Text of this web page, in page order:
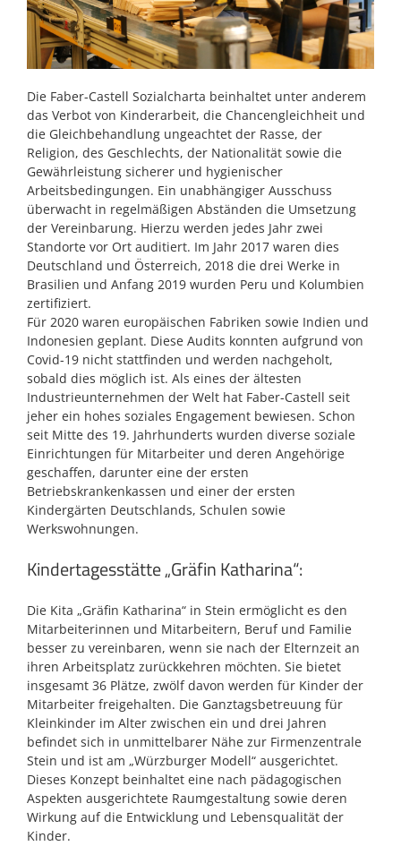
Die Faber-Castell Sozialcharta beinhaltet unter anderem
das Verbot von Kinderarbeit, die Chancengleichheit und
die Gleichbehandlung ungeachtet der Rasse, der
Religion, des Geschlechts, der Nationalität sowie die
Gewährleistung sicherer und hygienischer
Arbeitsbedingungen. Ein unabhängiger Ausschuss
überwacht in regelmäßigen Abständen die Umsetzung
der Vereinbarung. Hierzu werden jedes Jahr zwei
Standorte vor Ort auditiert. Im Jahr 2017 waren dies
Deutschland und Österreich, 2018 die drei Werke in
Brasilien und Anfang 2019 wurden Peru und Kolumbien
zertifiziert.
Für 2020 waren europäischen Fabriken sowie Indien und
Indonesien geplant. Diese Audits konnten aufgrund von
Covid-19 nicht stattfinden und werden nachgeholt,
sobald dies möglich ist. Als eines der ältesten
Industrieunternehmen der Welt hat Faber-Castell seit
jeher ein hohes soziales Engagement bewiesen. Schon
seit Mitte des 19. Jahrhunderts wurden diverse soziale
Einrichtungen für Mitarbeiter und deren Angehörige
geschaffen, darunter eine der ersten
Betriebskrankenkassen und einer der ersten
Kindergärten Deutschlands, Schulen sowie
Werkswohnungen.
Kindertagesstätte „Gräfin Katharina“:
Die Kita „Gräfin Katharina“ in Stein ermöglicht es den
Mitarbeiterinnen und Mitarbeitern, Beruf und Familie
besser zu vereinbaren, wenn sie nach der Elternzeit an
ihren Arbeitsplatz zurückkehren möchten. Sie bietet
insgesamt 36 Plätze, zwölf davon werden für Kinder der
Mitarbeiter freigehalten. Die Ganztagsbetreuung für
Kleinkinder im Alter zwischen ein und drei Jahren
befindet sich in unmittelbarer Nähe zur Firmenzentrale
Stein und ist am „Würzburger Modell“ ausgerichtet.
Dieses Konzept beinhaltet eine nach pädagogischen
Aspekten ausgerichtete Raumgestaltung sowie deren
Wirkung auf die Entwicklung und Lebensqualität der
Kinder.